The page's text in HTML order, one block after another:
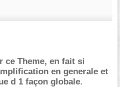
ce Theme, en fait si
en generale et
d 1 façon globale.